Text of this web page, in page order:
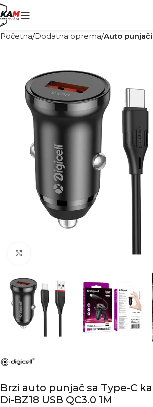
Početna Dodatna oprema Auto punjači
Brzi auto punjač sa Type-C
Di-BZ18 USB QC3.0 1M